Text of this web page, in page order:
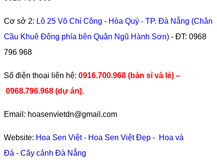
Cơ sở 2: Lô 25 Võ Chí Công - Hòa Quý - TP. Đà Nẵng (Chân
Cầu Khuê Đông phía bên Quận Ngũ Hành Sơn) - ĐT: 0968
796 968
​Số điện thoại liên hệ: 0916.700.968 (bán sỉ và lẻ) –
0968.796.968 (dự án).
Email: hoasenvietdn@gmail.com
Website: Hoa Sen Việt- Hoa Sen Việt Đẹp - Hoa và
Đá - Cây cảnh Đà Nẵng